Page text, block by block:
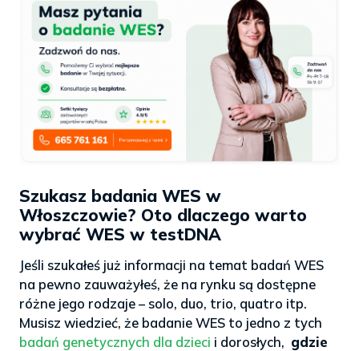
Szukasz badania WES w
Włoszczowie? Oto dlaczego warto
wybrać WES w testDNA
Jeśli szukałeś już informacji na temat badań WES
na pewno zauważyłeś, że na rynku są dostępne
różne jego rodzaje – solo, duo, trio, quatro itp.
Musisz wiedzieć, że badanie WES to jedno z tych
badań genetycznych dla dzieci i dorosłych, gdzie